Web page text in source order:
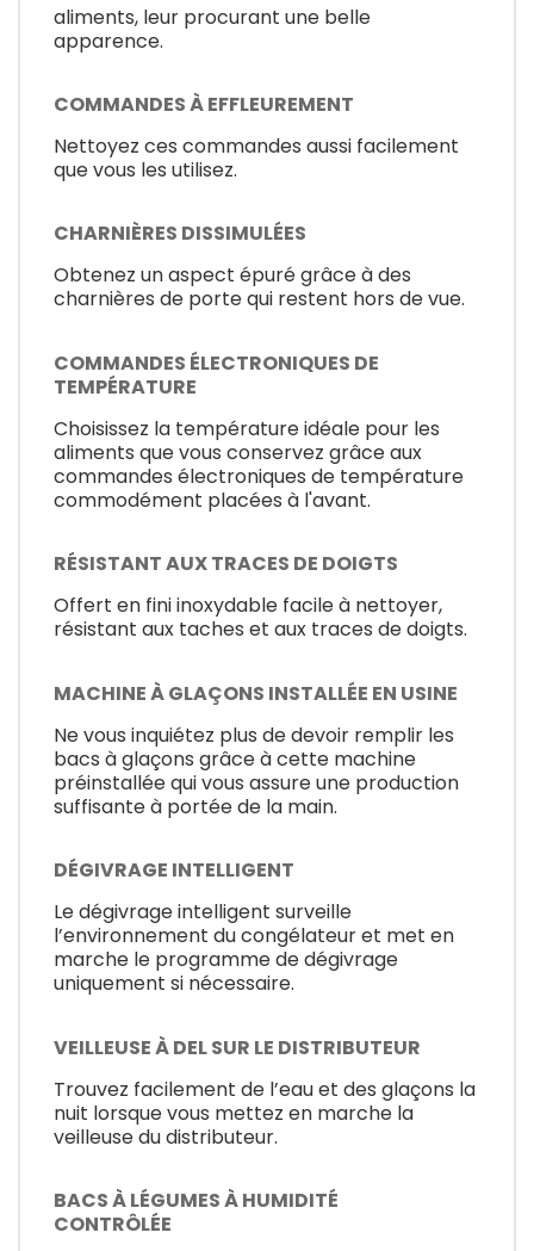
aliments, leur procurant une belle
apparence.
COMMANDES À EFFLEUREMENT
Nettoyez ces commandes aussi facilement
que vous les utilisez.
CHARNIÈRES DISSIMULÉES
Obtenez un aspect épuré grâce à des
charnières de porte qui restent hors de vue.
COMMANDES ÉLECTRONIQUES DE
TEMPÉRATURE
Choisissez la température idéale pour les
aliments que vous conservez grâce aux
commandes électroniques de température
commodément placées à l'avant.
RÉSISTANT AUX TRACES DE DOIGTS
Offert en fini inoxydable facile à nettoyer,
résistant aux taches et aux traces de doigts.
MACHINE À GLAÇONS INSTALLÉE EN USINE
Ne vous inquiétez plus de devoir remplir les
bacs à glaçons grâce à cette machine
préinstallée qui vous assure une production
suffisante à portée de la main.
DÉGIVRAGE INTELLIGENT
Le dégivrage intelligent surveille
l’environnement du congélateur et met en
marche le programme de dégivrage
uniquement si nécessaire.
VEILLEUSE À DEL SUR LE DISTRIBUTEUR
Trouvez facilement de l’eau et des glaçons la
nuit lorsque vous mettez en marche la
veilleuse du distributeur.
BACS À LÉGUMES À HUMIDITÉ
CONTRÔLÉE